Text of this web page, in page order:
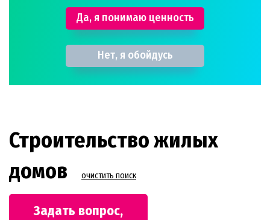
Да, я понимаю ценность
Нет, я обойдусь
Строительство жилых
домов
очистить поиск
Задать вопрос,